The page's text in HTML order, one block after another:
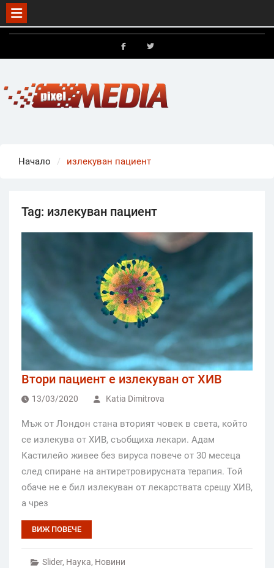
Skip
Начало излекуван пациент
Tag: излекуван пациент
Втори пациент е излекуван от ХИВ
13/03/2020 Katia Dimitrova
Мъж от Лондон стана вторият човек в света, който
се излекува от ХИВ, съобщиха лекари. Адам
Кастилейо живее без вируса повече от 30 месеца
след спиране на антиретровирусната терапия. Той
обаче не е бил излекуван от лекарствата срещу ХИВ,
а чрез
ВИЖ ПОВЕЧЕ
Slider, Наука, Новини